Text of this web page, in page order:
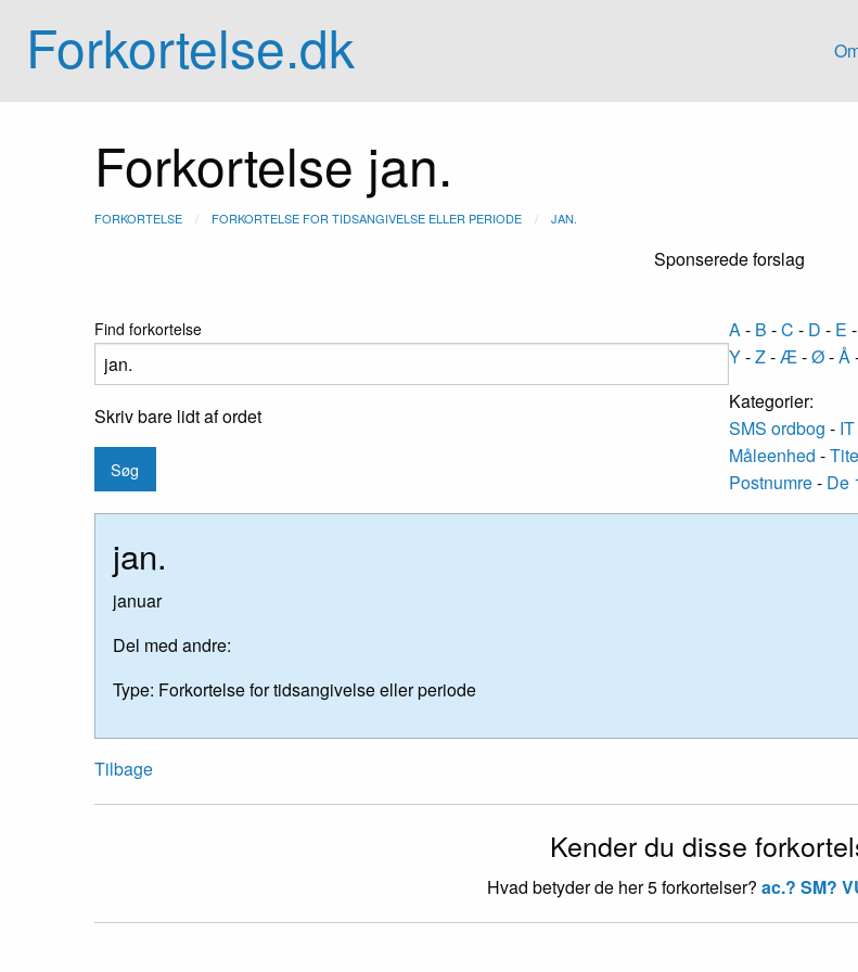
Forkortelse.dk
Forkortelse jan.
FORKORTELSE FORKORTELSE FOR TIDSANGIVELSE ELLER PERIODE JAN.
Sponserede forslag
Find forkortelse
Skriv bare lidt af ordet
A- B -C - D - E -
Y-Z-Æ-Ø-Å
Kategorier:
SMS ordbog -
Måleenhed -
Postnumre- De
jan.
januar
Del med andre:
Type: Forkortelse for tidsangivelse eller periode
Tilbage
Kender du disse
Hvad betyder de her 5 forkortelser? ac.? SM?